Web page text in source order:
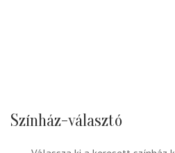
Színház-választó